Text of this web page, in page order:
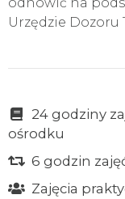
Urzędzie Dozoru
24 godziny
ośrodku
6 godzin
Zajęcia